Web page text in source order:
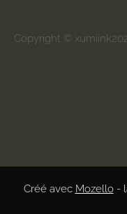
Copyright ©
Créé avec Mozello-